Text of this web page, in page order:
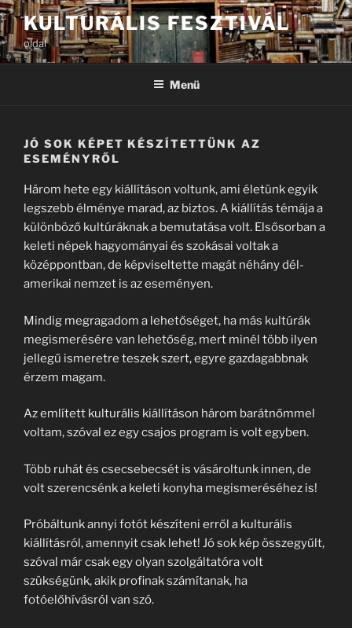
Tartalomhoz
KULTURÁLIS FESZTIVÁL
oldal
Menü
JÓ SOK KÉPET KÉSZÍTETTÜNK AZ
ESEMÉNYRŐL
Három hete egy kiállításon voltunk, ami életünk egyik
legszebb élménye marad, az biztos. A kiállítás témája a
különböző kultúráknak a bemutatása volt. Elsősorban a
keleti népek hagyományai és szokásai voltak a
középpontban, de képviseltette magát néhány dél-
amerikai nemzet is az eseményen.
Mindig megragadom a lehetőséget, ha más kultúrák
megismerésére van lehetőség, mert minél több ilyen
jellegű ismeretre teszek szert, egyre gazdagabbnak
érzem magam.
Az említett kulturális kiállításon három barátnőmmel
voltam, szóval ez egy csajos program is volt egyben.
Több ruhát és csecsebecsét is vásároltunk innen, de
volt szerencsénk a keleti konyha megismeréséhez is!
Próbáltunk annyi fotót készíteni erről a kulturális
kiállításról, amennyit csak lehet! Jó sok kép összegyűlt,
szóval már csak egy olyan szolgáltatóra volt
szükségünk, akik profinak számítanak, ha
fotóelőhívásról van szó.